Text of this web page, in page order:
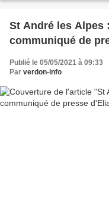
St André les Alpes : La fibre arrive :
communiqué de
Publié le 05/05/2021 à 09:33
Par verdon-info